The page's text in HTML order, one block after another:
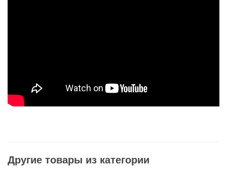
Другие товары из категории